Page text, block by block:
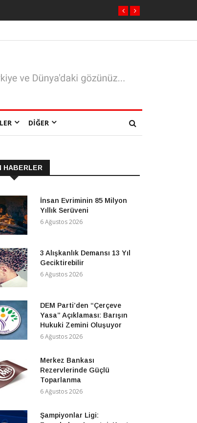
DIĞER
HABERLER
İnsan Evriminin 85 Milyon
Yıllık Serüveni
6 Ağustos 2026
3 Alışkanlık Demansı 13 Yıl
Geciktirebilir
6 Ağustos 2026
DEM Parti’den “Çerçeve
Yasa” Açıklaması: Barışın
Hukuki Zemini Oluşuyor
6 Ağustos 2026
Merkez Bankası
Rezervlerinde Güçlü
Toparlanma
6 Ağustos 2026
Şampiyonlar Ligi: